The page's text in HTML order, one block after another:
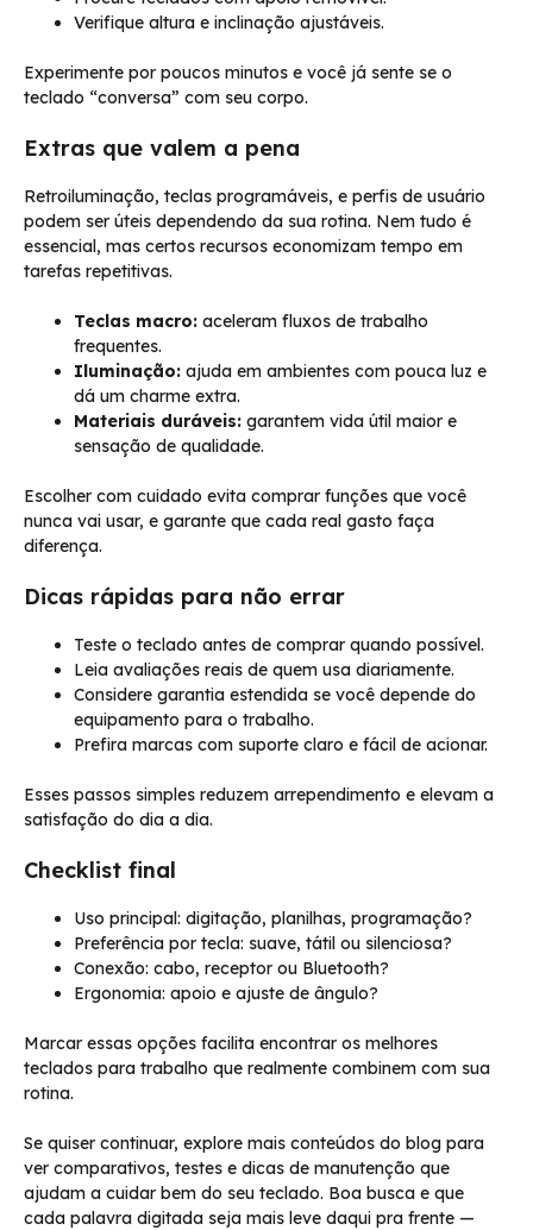
Verifique altura e inclinação ajustáveis.
Experimente por poucos minutos e você já sente se o
teclado “conversa” com seu corpo.
Extras que valem a pena
Retroiluminação, teclas programáveis, e perfis de usuário
podem ser úteis dependendo da sua rotina. Nem tudo é
essencial, mas certos recursos economizam tempo em
tarefas repetitivas.
Teclas macro: aceleram fluxos de trabalho
frequentes.
Iluminação: ajuda em ambientes com pouca luz e
dá um charme extra.
Materiais duráveis: garantem vida útil maior e
sensação de qualidade.
Escolher com cuidado evita comprar funções que você
nunca vai usar, e garante que cada real gasto faça
diferença.
Dicas rápidas para não errar
Teste o teclado antes de comprar quando possível.
Leia avaliações reais de quem usa diariamente.
Considere garantia estendida se você depende do
equipamento para o trabalho.
Prefira marcas com suporte claro e fácil de acionar.
Esses passos simples reduzem arrependimento e elevam a
satisfação do dia a dia.
Checklist final
Uso principal: digitação, planilhas, programação?
Preferência por tecla: suave, tátil ou silenciosa?
Conexão: cabo, receptor ou Bluetooth?
Ergonomia: apoio e ajuste de ângulo?
Marcar essas opções facilita encontrar os melhores
teclados para trabalho que realmente combinem com sua
rotina.
Se quiser continuar, explore mais conteúdos do blog para
ver comparativos, testes e dicas de manutenção que
ajudam a cuidar bem do seu teclado. Boa busca e que
cada palavra digitada seja mais leve daqui pra frente —